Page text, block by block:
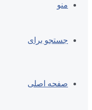
منو
جستجو برای
صفحه اصلی